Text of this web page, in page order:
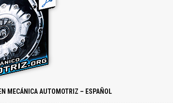
MECÁNICA AUTOMOTRIZ – ESPAÑOL